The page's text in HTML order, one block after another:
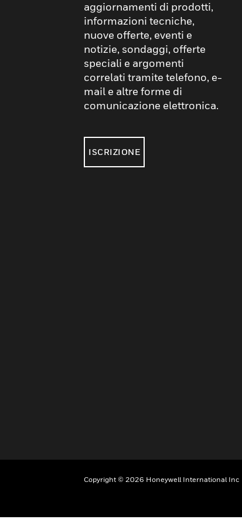
aggiornamenti di prodotti,
informazioni tecniche,
nuove offerte, eventi e
notizie, sondaggi, offerte
speciali e argomenti
correlati tramite telefono, e-
mail e altre forme di
comunicazione elettronica.
ISCRIZIONE
Copyright © 2026 Honeywell International Inc